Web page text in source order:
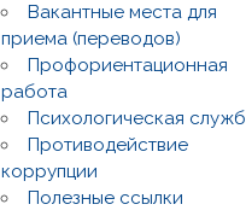
Вакантные места для
приема (переводов)
Профориентационная
работа
Психологическая
Противодействие
коррупции
Полезные ссылки